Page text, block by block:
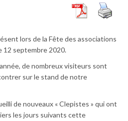
lors de la Fête des associations
12 septembre 2020.
de nombreux visiteurs sont
sur le stand de notre
de nouveaux « Clepistes » qui ont
les jours suivants cette